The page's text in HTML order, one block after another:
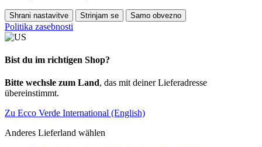
Shrani nastavitve Strinjam se Samo obvezno
Politika zasebnosti
Bist du im richtigen Shop?
Bitte wechsle zum Land, das mit deiner Lieferadresse
übereinstimmt.
Zu Ecco Verde International (English)
Anderes Lieferland wählen